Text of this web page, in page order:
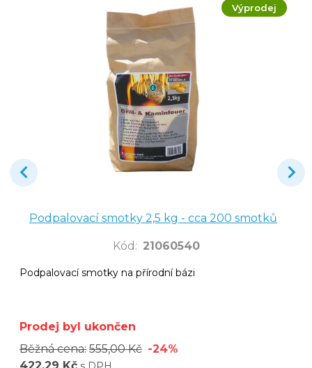
Výprodej
Podpalovací smotky 2,5 kg - cca 200 smotků
Kód : 21060540
Podpalovací smotky na přírodní bázi
Prodej byl ukončen
Běžná cena: 555,00 Kč -24%